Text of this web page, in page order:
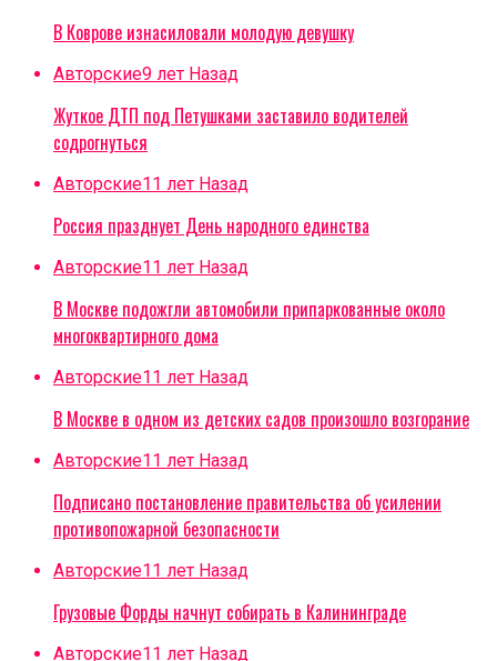
В Коврове изнасиловали молодую девушку
Авторские9 лет Назад
Жуткое ДТП под Петушками заставило водителей
содрогнуться
Авторские11 лет Назад
Россия празднует День народного единства
Авторские11 лет Назад
В Москве подожгли автомобили припаркованные около
многоквартирного дома
Авторские11 лет Назад
В Москве в одном из детских садов произошло возгорание
Авторские11 лет Назад
Подписано постановление правительства об усилении
противопожарной безопасности
Авторские11 лет Назад
Грузовые Форды начнут собирать в Калининграде
Авторские11 лет Назад